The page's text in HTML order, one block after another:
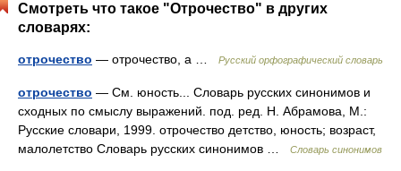
Смотреть что такое "Отрочество" в других
словарях:
отрочество — отрочество, а … Русский орфографический словарь
отрочество — См. юность... Словарь русских синонимов и
сходных по смыслу выражений. под. ред. Н. Абрамова, М.:
Русские словари, 1999. отрочество детство, юность; возраст,
малолетство Словарь русских синонимов …
Словарь синонимов